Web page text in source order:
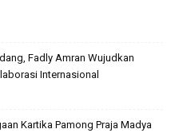
Fadly Amran Wujudkan
Internasional
Kartika Pamong Praja Madya